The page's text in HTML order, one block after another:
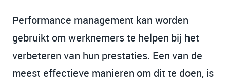
Performance management kan worden
gebruikt om werknemers te helpen bij het
verbeteren van hun prestaties. Een van de
meest effectieve manieren om dit te doen, is